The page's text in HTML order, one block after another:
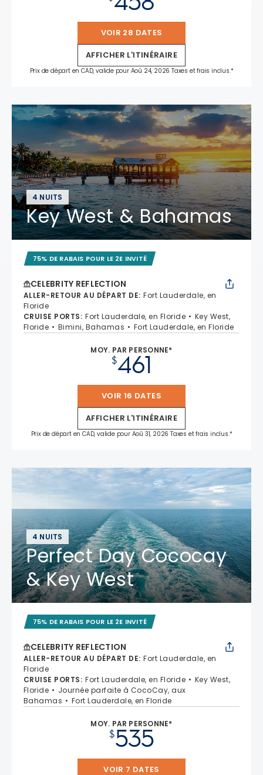
VOIR 28 DATES
AFFICHER L'ITINÉRAIRE
Prix de départ en CAD, valide pour Aoû 24, 2026 Taxes et frais inclus.*
4 NUITS
Key West & Bahamas
75% DE RABAIS POUR LE 2E INVITÉ
CELEBRITY REFLECTION
ALLER-RETOUR AU DÉPART DE: Fort Lauderdale, en
Floride
CRUISE PORTS: Fort Lauderdale, en Floride
Key West,
Floride
Bimini, Bahamas Fort Lauderdale, en Floride
MOY. PAR PERSONNE*
$461
VOIR 16 DATES
AFFICHER L'ITINÉRAIRE
Prix de départ en CAD, valide pour Aoû 31, 2026 Taxes et frais inclus.*
4 NUITS
Perfect Day Cococay
& Key West
75% DE RABAIS POUR LE 2E INVITÉ
CELEBRITY REFLECTION
ALLER-RETOUR AU DÉPART DE: Fort Lauderdale, en
Floride
CRUISE PORTS: Fort Lauderdale, en Floride
Key West,
Floride
Journée parfaite à CocoCay, aux
Bahamas
Fort Lauderdale, en Floride
MOY. PAR PERSONNE*
$535
VOIR 7 DATES